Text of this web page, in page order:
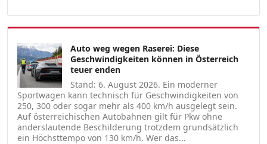
Auto weg wegen Raserei: Diese
Geschwindigkeiten können in Österreich
teuer enden
Stand: 6. August 2026. Ein moderner
Sportwagen kann technisch für Geschwindigkeiten von
250, 300 oder sogar mehr als 400 km/h ausgelegt sein.
Auf österreichischen Autobahnen gilt für Pkw ohne
anderslautende Beschilderung trotzdem grundsätzlich
ein Höchsttempo von 130 km/h. Wer das...